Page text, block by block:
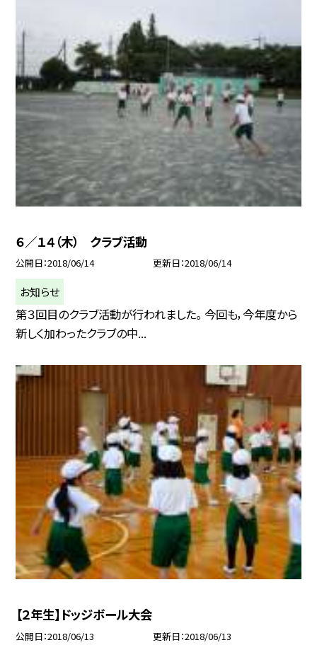
６／１４（木） クラブ活動
公開日 2018/06/14 更新日 2018/06/14
お知らせ
第３回目のクラブ活動が行われました。 今回も，今年度から
新しく加わったクラブの中...
【２年生】ドッジボール大会
公開日 2018/06/13 更新日 2018/06/13